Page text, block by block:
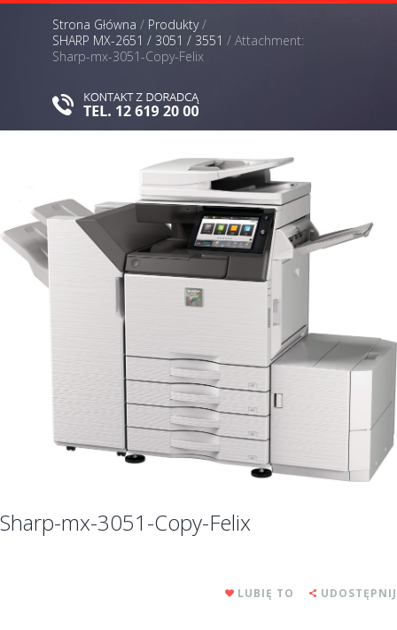
Strona Główna / Produkty/
SHARP MX-2651 / 3051 / 3551 / Attachment:
Sharp-mx-3051-Copy-Felix
Sharp-mx-3051-Copy-Felix
LUBIĘ TO UDOSTĘPNIJ